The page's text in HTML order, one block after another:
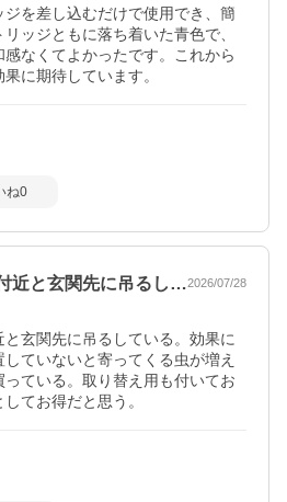
を差し込むだけで使用でき、簡
ッジともに落ち着いた青色で、
なくてよかったです。これから
に期待しています。
ね0
近と玄関先に吊るし…2026/07/28
玄関先に吊るしている。効果に
ていないと寄ってくる虫が増え
ている。取り替え用も付いてお
てお得だと思う。